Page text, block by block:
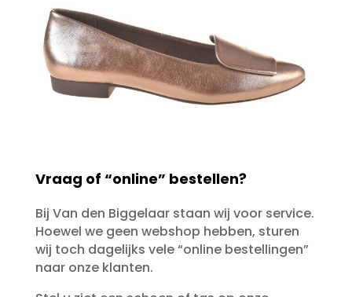
Vraag of “online” bestellen?
Bij Van den Biggelaar staan wij voor service.
Hoewel we geen webshop hebben, sturen
wij toch dagelijks vele “online bestellingen”
naar onze klanten.